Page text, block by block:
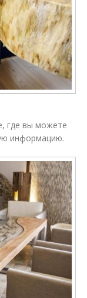
где вы можете
информацию.